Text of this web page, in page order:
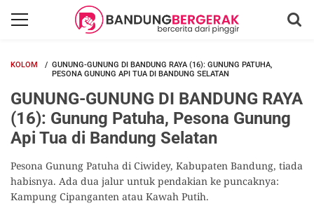
KOLOM
GUNUNG-GUNUNG DI BANDUNG RAYA (16): GUNUNG PATUHA,
PESONA GUNUNG API TUA DI BANDUNG SELATAN
GUNUNG-GUNUNG DI BANDUNG RAYA
(16): Gunung Patuha, Pesona Gunung
Api Tua di Bandung Selatan
Pesona Gunung Patuha di Ciwidey, Kabupaten Bandung, tiada
habisnya. Ada dua jalur untuk pendakian ke puncaknya:
Kampung Cipanganten atau Kawah Putih.